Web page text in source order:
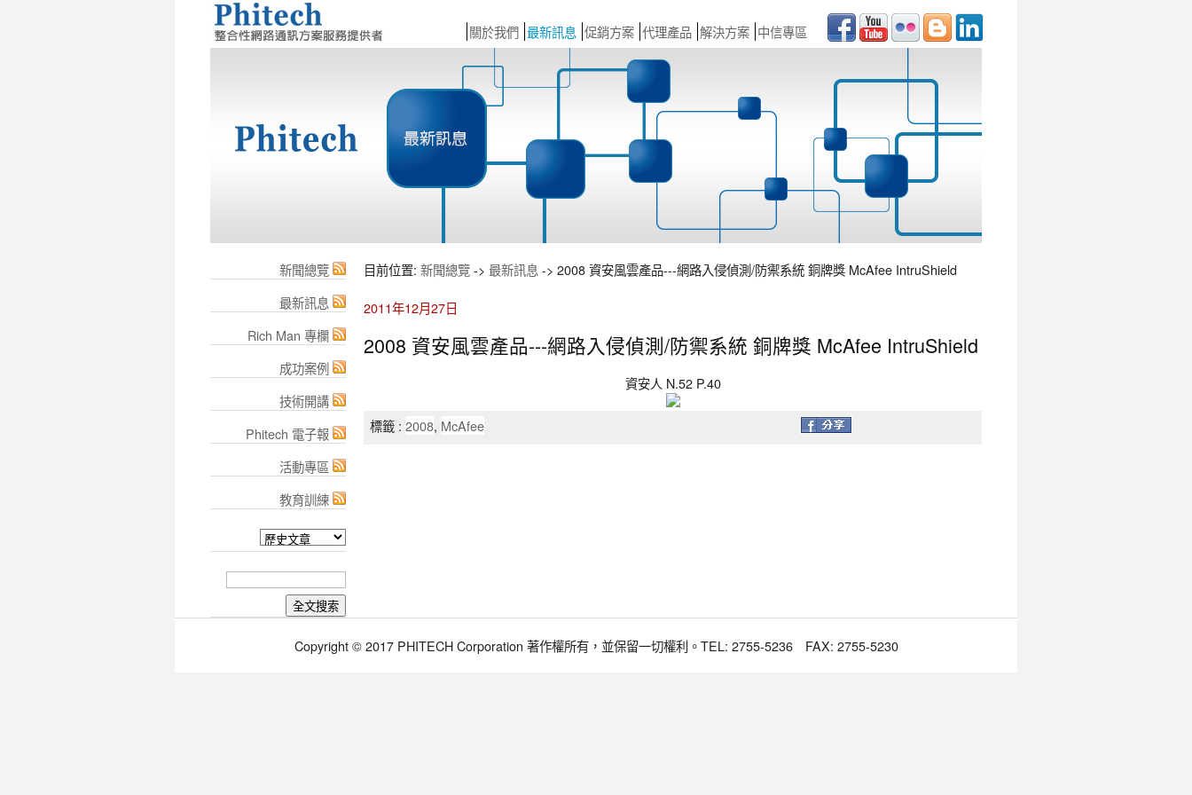
關於我們 最新訊息 促銷方案 代理產品 解決方案 中信專區
新聞總覽
最新訊息
Rich Man 專欄
成功案例
技術開講
Phitech 電子報
活動專區
教育訓練
目前位置: 新聞總覽-> 最新訊息 -> 2008 資安風雲產品---網路入侵偵測/防禦系統 銅牌獎 McAfee IntruShield
2011年12月27日
2008 資安風雲產品---網路入侵偵測/防禦系統 銅牌獎 McAfee IntruShield
資安人 N.52 P.40
標籤 : 2008, McAfee
Copyright © 2017 PHITECH Corporation 著作權所有，並保留一切權利。TEL: 2755-5236 FAX: 2755-5230